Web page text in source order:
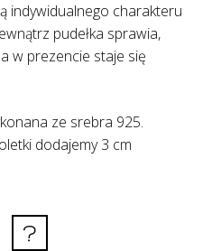
indywidualnego charakteru
pudełka sprawia,
w prezencie staje się
ze srebra 925.
dodajemy 3 cm